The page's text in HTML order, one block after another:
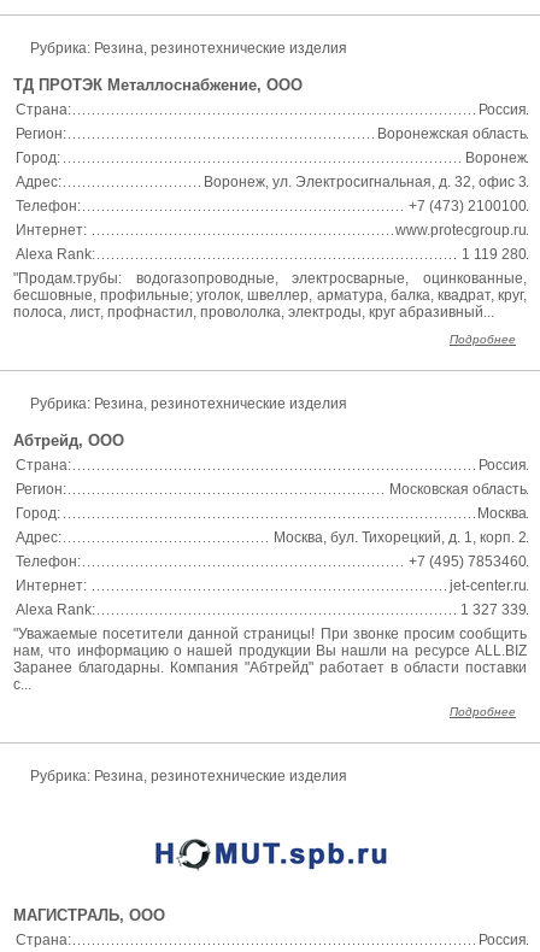
Рубрика: Резина, резинотехнические изделия
ТД ПРОТЭК Металлоснабжение, ООО
Страна:
Россия
Регион:
Воронежская область
Город:
Воронеж
Адрес:
Воронеж, ул. Электросигнальная, д. 32, офис 3
Телефон:
+7 (473) 2100100
Интернет:
www.protecgroup.ru
Alexa Rank:
1 119 280
"Продам.трубы: водогазопроводные, электросварные, оцинкованные,
бесшовные, профильные; уголок, швеллер, арматура, балка, квадрат, круг,
полоса, лист, профнастил, провололка, электроды, круг абразивный...
Подробнее
Рубрика: Резина, резинотехнические изделия
Абтрейд, ООО
Страна:
Россия
Регион:
Московская область
Город:
Москва
Адрес:
Москва, бул. Тихорецкий, д. 1, корп. 2
Телефон:
+7 (495) 7853460
Интернет:
jet-center.ru
Alexa Rank:
1 327 339
"Уважаемые посетители данной страницы! При звонке просим сообщить
нам, что информацию о нашей продукции Вы нашли на ресурсе ALL.BIZ
Заранее благодарны. Компания "Абтрейд" работает в области поставки
с...
Подробнее
Рубрика: Резина, резинотехнические изделия
МАГИСТРАЛЬ, ООО
Страна:
Россия